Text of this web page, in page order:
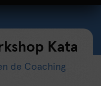
Kata
de Coaching